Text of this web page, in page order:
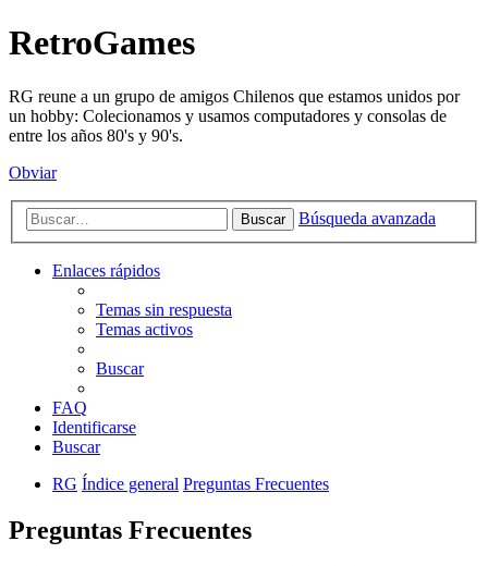
RetroGames
RG reune a un grupo de amigos Chilenos que estamos unidos por
un hobby: Colecionamos y usamos computadores y consolas de
entre los años 80's y 90's.
Obviar
Buscar Búsqueda avanzada
Enlaces rápidos
Temas sin respuesta
Temas activos
Buscar
FAQ
Identificarse
Buscar
RG Índice general Preguntas Frecuentes
Preguntas Frecuentes